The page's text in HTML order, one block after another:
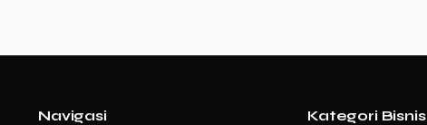
Navigasi Kategori Bisnis